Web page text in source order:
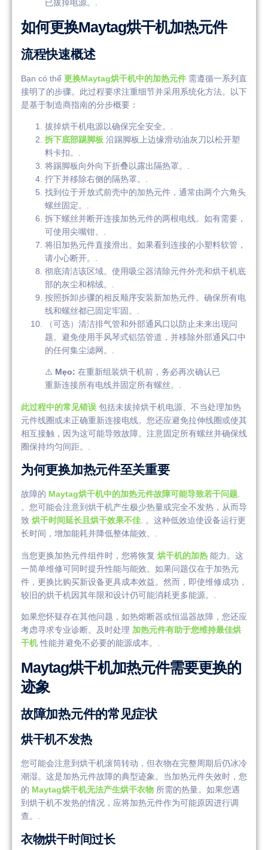
已拔掉电源。.
如何更换Maytag烘干机加热元件
流程快速概述
Bạn có thể 更换Maytag烘干机中的加热元件 需遵循一系列直
接明了的步骤。此过程要求注重细节并采用系统化方法。以下
是基于制造商指南的分步概要：
拔掉烘干机电源以确保完全安全。.
拆下底部踢脚板 沿踢脚板上边缘滑动油灰刀以松开塑
料卡扣。.
将踢脚板向外向下折叠以露出隔热罩。.
拧下并移除右侧的隔热罩。.
找到位于开放式前壳中的加热元件，通常由两个六角头
螺丝固定。.
拆下螺丝并断开连接加热元件的两根电线。如有需要，
可使用尖嘴钳。.
将旧加热元件直接滑出。如果看到连接的小塑料软管，
请小心断开。.
彻底清洁该区域。使用吸尘器清除元件外壳和烘干机底
部的灰尘和棉绒。.
按照拆卸步骤的相反顺序安装新加热元件。确保所有电
线和螺丝都已固定牢固。.
（可选）清洁排气管和外部通风口以防止未来出现问
题。避免使用手风琴式铝箔管道，并移除外部通风口中
的任何集尘滤网。.
⚠️ Mẹo: 在重新组装烘干机前，务必再次确认已
重新连接所有电线并固定所有螺丝。.
此过程中的常见错误 包括未拔掉烘干机电源、不当处理加热
元件线圈或未正确重新连接电线。您还应避免拉伸线圈或使其
相互接触，因为这可能导致故障。注意固定所有螺丝并确保线
圈保持均匀间距。.
为何更换加热元件至关重要
故障的 Maytag烘干机中的加热元件故障可能导致若干问题
。您可能会注意到烘干机产生极少热量或完全不发热，从而导
致 烘干时间延长且烘干效果不佳 . 。这种低效迫使设备运行更
长时间，增加能耗并降低整体能效。.
当您更换加热元件组件时，您将恢复 烘干机的加热 能力。这
一简单维修可同时提升性能与能效。如果问题仅在于加热元
件，更换比购买新设备更具成本效益。然而，即使维修成功，
较旧的烘干机因其年限和设计仍可能消耗更多能源。.
如果您怀疑存在其他问题，如热熔断器或恒温器故障，您还应
考虑寻求专业诊断。及时处理 加热元件有助于您维持最佳烘
干机性能并避免不必要的能源成本。.
Maytag烘干机加热元件需要更换的
迹象
故障加热元件的常见症状
烘干机不发热
您可能会注意到烘干机滚筒转动，但衣物在完整周期后仍冰冷
潮湿。这是加热元件故障的典型迹象。当加热元件失效时，您
的 Maytag烘干机无法产生烘干衣物 所需的热量。如果您遇
到烘干机不发热的情况，应将加热元件作为可能原因进行调
查。.
衣物烘干时间过长